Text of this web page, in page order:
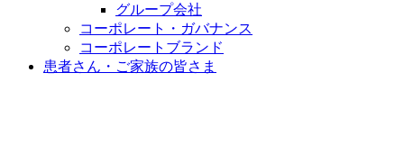
グループ会社
コーポレート・ガバナンス
コーポレートブランド
患者さん・ご家族の皆さま